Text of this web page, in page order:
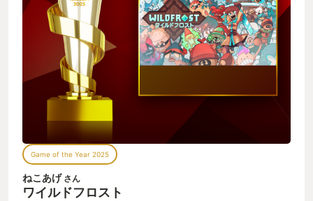
Game of the Year 2025
ねこあげさん
ワイルドフロスト